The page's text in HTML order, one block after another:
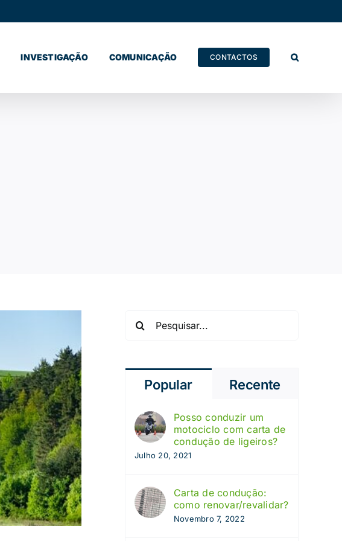
INVESTIGAÇÃO COMUNICAÇÃO CONTACTOS
Popular Recente
Posso conduzir um
motociclo com carta de
condução de ligeiros?
Julho 20, 2021
Carta de condução:
como renovar/revalidar?
Novembro 7, 2022